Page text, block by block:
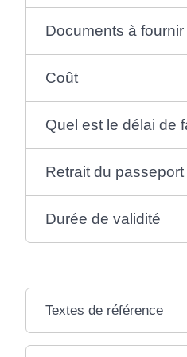
Documents à fournir
Coût
Quel est le délai de
Retrait du passeport
Durée de validité
Textes de référence